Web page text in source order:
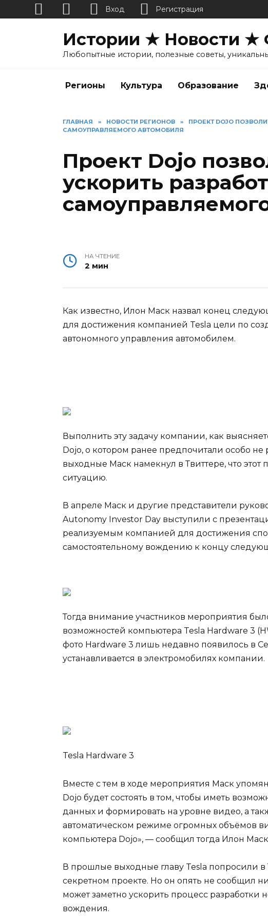
Истории ★ Новости
Любопытные истории, полезные советы,
Регионы Культура Образование
ГЛАВНАЯ » НОВОСТИ РЕГИОНОВ »
ПРОЕКТ DOJO
САМОУПРАВЛЯЕМОГО АВТОМОБИЛЯ
Проект Dojo
ускорить
НА ЧТЕНИЕ
2 мин
Как известно, Илон Маск назвал конец
для достижения компанией Tesla цели по
автономного управления автомобилем.
Выполнить эту задачу компании, как
Dojo, о котором ранее предпочитали особо
выходные Маск намекнул в Твиттере, что
ситуацию.
В апреле Маск и другие представители
Autonomy Investor Day выступили с
реализуемым компанией для достижения
самостоятельному вождению к концу
Тогда внимание участников мероприятия
возможностей компьютера Tesla Hardware 3
фото Hardware 3 лишь недавно появилось в
устанавливается в электромобилях компании.
Tesla Hardware 3
Вместе с тем в ходе мероприятия Маск
Dojo будет состоять в том, чтобы иметь
данных и формировать на уровне видео, а
автоматическом режиме огромных объёмов
компьютера Dojo», — сообщил тогда Илон
В прошлые выходные главу Tesla попросили в
секретном проекте. Но он опять не сообщил
может заметно ускорить процесс разработки
вождения.
Вход Регистрация